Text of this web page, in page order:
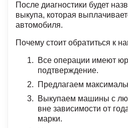
После диагностики будет
выкупа, которая
автомобиля.
Почему стоит обратиться к
Все операции имеют
подтверждение.
Предлагаем
Выкупаем машины с
вне зависимости от
марки.